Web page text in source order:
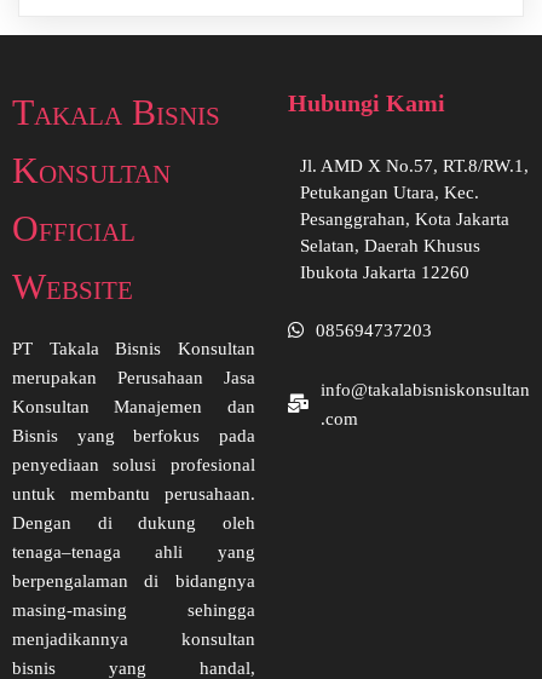
Takala Bisnis
Konsultan
Official
Website
PT Takala Bisnis Konsultan
merupakan Perusahaan Jasa
Konsultan Manajemen dan
Bisnis yang berfokus pada
penyediaan solusi profesional
untuk membantu perusahaan.
Dengan di dukung oleh
tenaga–tenaga ahli yang
berpengalaman di bidangnya
masing-masing sehingga
menjadikannya konsultan
bisnis yang handal,
Hubungi Kami
Jl. AMD X No.57, RT.8/RW.1,
Petukangan Utara, Kec.
Pesanggrahan, Kota Jakarta
Selatan, Daerah Khusus
Ibukota Jakarta 12260
085694737203
info@takalabisniskonsultan
.com